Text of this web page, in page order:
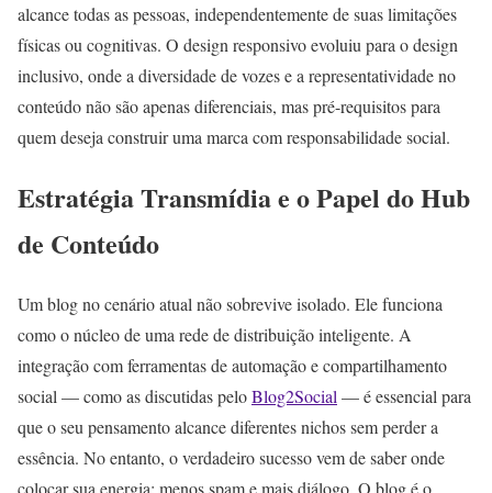
alcance todas as pessoas, independentemente de suas limitações
físicas ou cognitivas. O design responsivo evoluiu para o design
inclusivo, onde a diversidade de vozes e a representatividade no
conteúdo não são apenas diferenciais, mas pré-requisitos para
quem deseja construir uma marca com responsabilidade social.
Estratégia Transmídia e o Papel do Hub
de Conteúdo
Um blog no cenário atual não sobrevive isolado. Ele funciona
como o núcleo de uma rede de distribuição inteligente. A
integração com ferramentas de automação e compartilhamento
social — como as discutidas peloBlog2Social — é essencial para
que o seu pensamento alcance diferentes nichos sem perder a
essência. No entanto, o verdadeiro sucesso vem de saber onde
colocar sua energia: menos spam e mais diálogo. O blog é o